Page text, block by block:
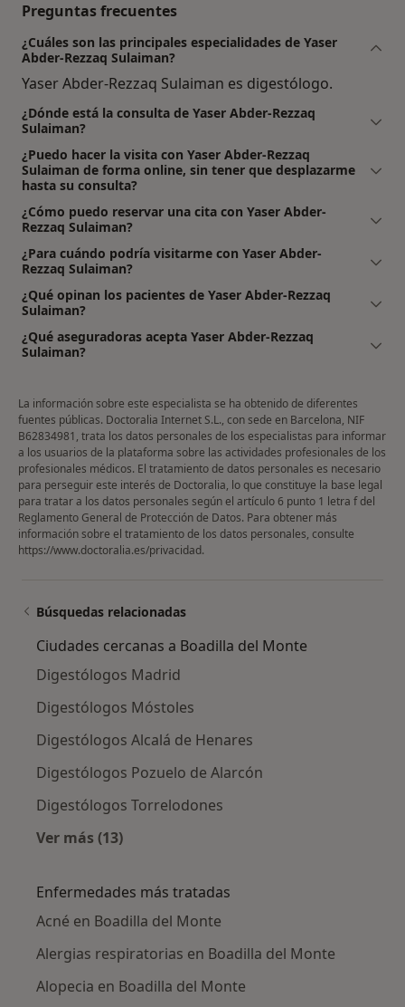
Preguntas frecuentes
¿Cuáles son las principales especialidades de Yaser
Abder-Rezzaq Sulaiman?
Yaser Abder-Rezzaq Sulaiman es digestólogo.
¿Dónde está la consulta de Yaser Abder-Rezzaq
Sulaiman?
¿Puedo hacer la visita con Yaser Abder-Rezzaq
Sulaiman de forma online, sin tener que desplazarme
hasta su consulta?
¿Cómo puedo reservar una cita con Yaser Abder-
Rezzaq Sulaiman?
¿Para cuándo podría visitarme con Yaser Abder-
Rezzaq Sulaiman?
¿Qué opinan los pacientes de Yaser Abder-Rezzaq
Sulaiman?
¿Qué aseguradoras acepta Yaser Abder-Rezzaq
Sulaiman?
La información sobre este especialista se ha obtenido de diferentes
fuentes públicas. Doctoralia Internet S.L., con sede en Barcelona, NIF
B62834981, trata los datos personales de los especialistas para informar
a los usuarios de la plataforma sobre las actividades profesionales de los
profesionales médicos. El tratamiento de datos personales es necesario
para perseguir este interés de Doctoralia, lo que constituye la base legal
para tratar a los datos personales según el artículo 6 punto 1 letra f del
Reglamento General de Protección de Datos. Para obtener más
información sobre el tratamiento de los datos personales, consulte
https://www.doctoralia.es/privacidad.
Búsquedas relacionadas
Ciudades cercanas a Boadilla del Monte
Digestólogos Madrid
Digestólogos Móstoles
Digestólogos Alcalá de Henares
Digestólogos Pozuelo de Alarcón
Digestólogos Torrelodones
Ver más (13)
Enfermedades más tratadas
Acné en Boadilla del Monte
Alergias respiratorias en Boadilla del Monte
Alopecia en Boadilla del Monte